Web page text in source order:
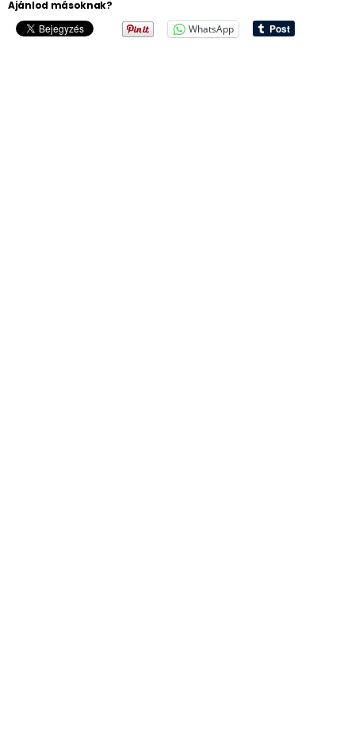
Ajánlod másoknak?
WhatsApp